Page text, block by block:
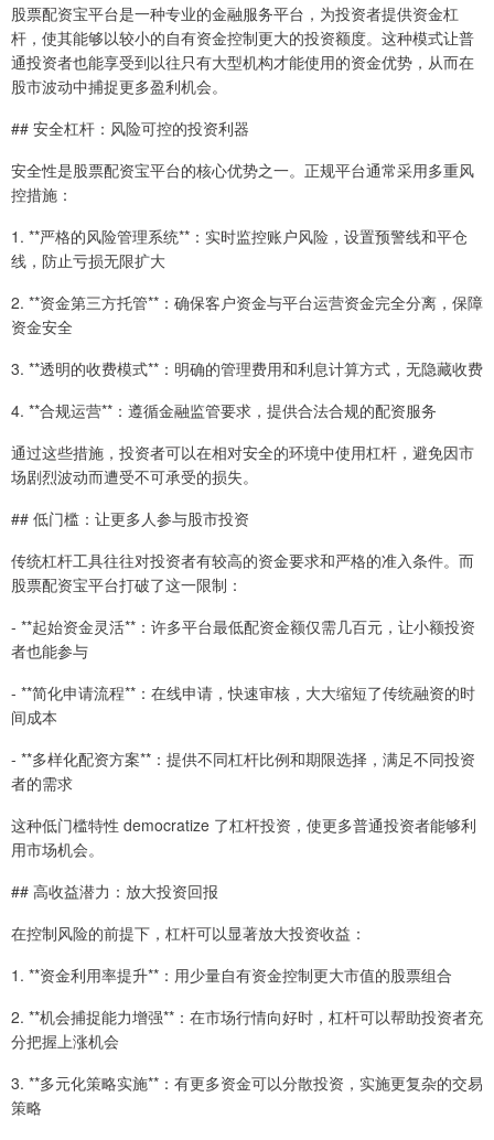
股票配资宝平台是一种专业的金融服务平台，为投资者提供资金杠
杆，使其能够以较小的自有资金控制更大的投资额度。这种模式让普
通投资者也能享受到以往只有大型机构才能使用的资金优势，从而在
股市波动中捕捉更多盈利机会。
## 安全杠杆：风险可控的投资利器
安全性是股票配资宝平台的核心优势之一。正规平台通常采用多重风
控措施：
1. **严格的风险管理系统**：实时监控账户风险，设置预警线和平仓
线，防止亏损无限扩大
2. **资金第三方托管**：确保客户资金与平台运营资金完全分离，保障
资金安全
3. **透明的收费模式**：明确的管理费用和利息计算方式，无隐藏收费
4. **合规运营**：遵循金融监管要求，提供合法合规的配资服务
通过这些措施，投资者可以在相对安全的环境中使用杠杆，避免因市
场剧烈波动而遭受不可承受的损失。
## 低门槛：让更多人参与股市投资
传统杠杆工具往往对投资者有较高的资金要求和严格的准入条件。而
股票配资宝平台打破了这一限制：
- **起始资金灵活**：许多平台最低配资金额仅需几百元，让小额投资
者也能参与
- **简化申请流程**：在线申请，快速审核，大大缩短了传统融资的时
间成本
- **多样化配资方案**：提供不同杠杆比例和期限选择，满足不同投资
者的需求
这种低门槛特性 democratize 了杠杆投资，使更多普通投资者能够利
用市场机会。
## 高收益潜力：放大投资回报
在控制风险的前提下，杠杆可以显著放大投资收益：
1. **资金利用率提升**：用少量自有资金控制更大市值的股票组合
2. **机会捕捉能力增强**：在市场行情向好时，杠杆可以帮助投资者充
分把握上涨机会
3. **多元化策略实施**：有更多资金可以分散投资，实施更复杂的交易
策略